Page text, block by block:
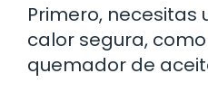
Primero, necesitas
calor segura,
quemador de